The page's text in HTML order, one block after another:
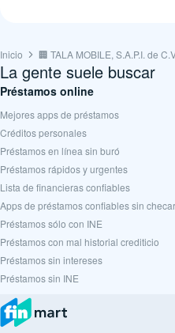
Inicio 🏢 TALA MOBILE, S.A.P.I. de
La gente suele buscar
Préstamos online
Mejores apps de préstamos
Créditos personales
Préstamos en línea sin buró
Préstamos rápidos y urgentes
Lista de financieras confiables
Apps de préstamos confiables sin
Préstamos sólo con INE
Préstamos con mal historial crediticio
Préstamos sin intereses
Préstamos sin INE